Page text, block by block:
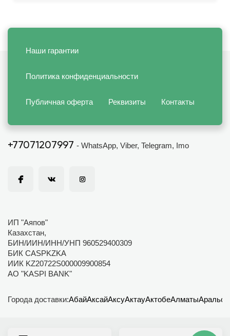
Наши гарантии
Политика конфиденциальности
Публичная оферта Реквизиты Контакты
+77071207997 - WhatsApp, Viber, Telegram, Imo
ИП "Аяпов"
Казахстан,
БИН/ИИН/ИНН/УНП 960529400309
БИК CASPKZKA
ИИК KZ20722S000009900854
АО "KASPI BANK"
Города доставки:АбайАксайАксуАктауАктобеАлматыАральск